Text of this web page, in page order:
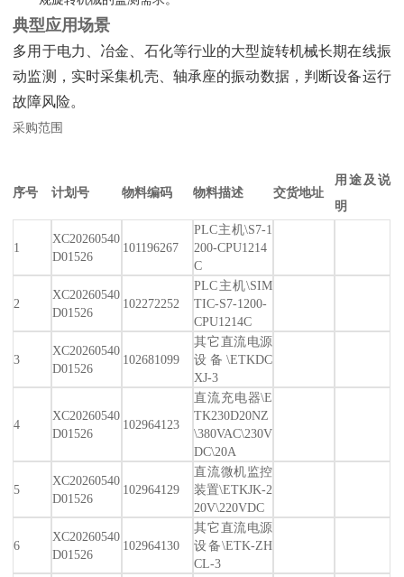
典型应用场景
多用于电力、冶金、石化等行业的大型旋转机械长期在线振
动监测，实时采集机壳、轴承座的振动数据，判断设备运行
故障风险。
采购范围
序号 计划号 物料编码 物料描述 交货地址
用途及说
明
1
XC20260540
D01526
101196267
PLC主机\S7-1
200-CPU1214
C
2
XC20260540
D01526
102272252
PLC主机\SIM
TIC-S7-1200-
CPU1214C
3
XC20260540
D01526
102681099
其它直流电源
设备\ETKDC
XJ-3
4
XC20260540
D01526
102964123
直流充电器\E
TK230D20NZ
\380VAC\230V
DC\20A
5
XC20260540
D01526
102964129
直流微机监控
装置\ETKJK-2
20V\220VDC
6
XC20260540
D01526
102964130
其它直流电源
设备\ETK-ZH
CL-3